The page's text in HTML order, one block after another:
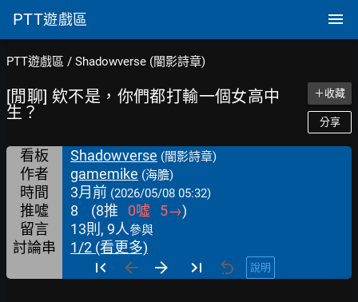
PTT遊戲區
PTT遊戲區 / Shadowverse (闇影詩章)
[閒聊] 欸不是，你們都打輸一個女高中
生？
＋收藏
分享
看板 Shadowverse (闇影詩章)
作者 gamemike (海膽)
時間 3月前 (2026/05/08 05:32)
推噓 8 (8推 0噓 5→)
留言
13則, 9人參與
討論串 1/2 (看更多)
說明